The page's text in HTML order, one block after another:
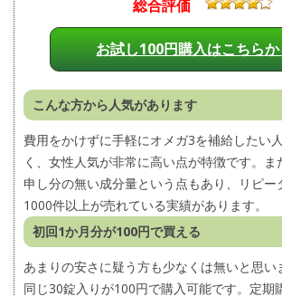
総合評価
お試し100円購入はこちらか
こんな方から人気があります
費用をかけずに手軽にオメガ3を補給したい
く、女性人気が非常に高い点が特徴です。ま
申し分の無い成分量という点もあり、リピー
1000件以上が売れている実績があります。
初回1か月分が100円で買える
あまりの安さに疑う方も少なくは無いと思い
同じ30錠入りが100円で購入可能です。定期